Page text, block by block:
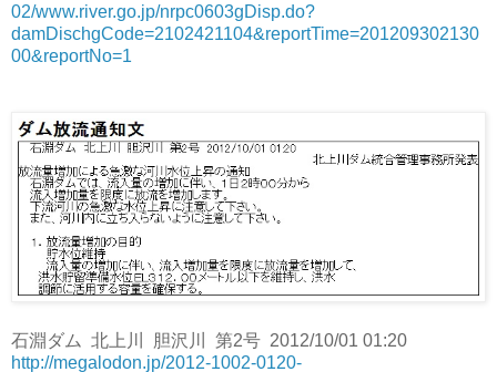
02/www.river.go.jp/nrpc0603gDisp.do?
damDischgCode=2102421104&reportTime=201209302130
00&reportNo=1
石淵ダム 北上川 胆沢川 第2号 2012/10/01 01:20
http://megalodon.jp/2012-1002-0120-